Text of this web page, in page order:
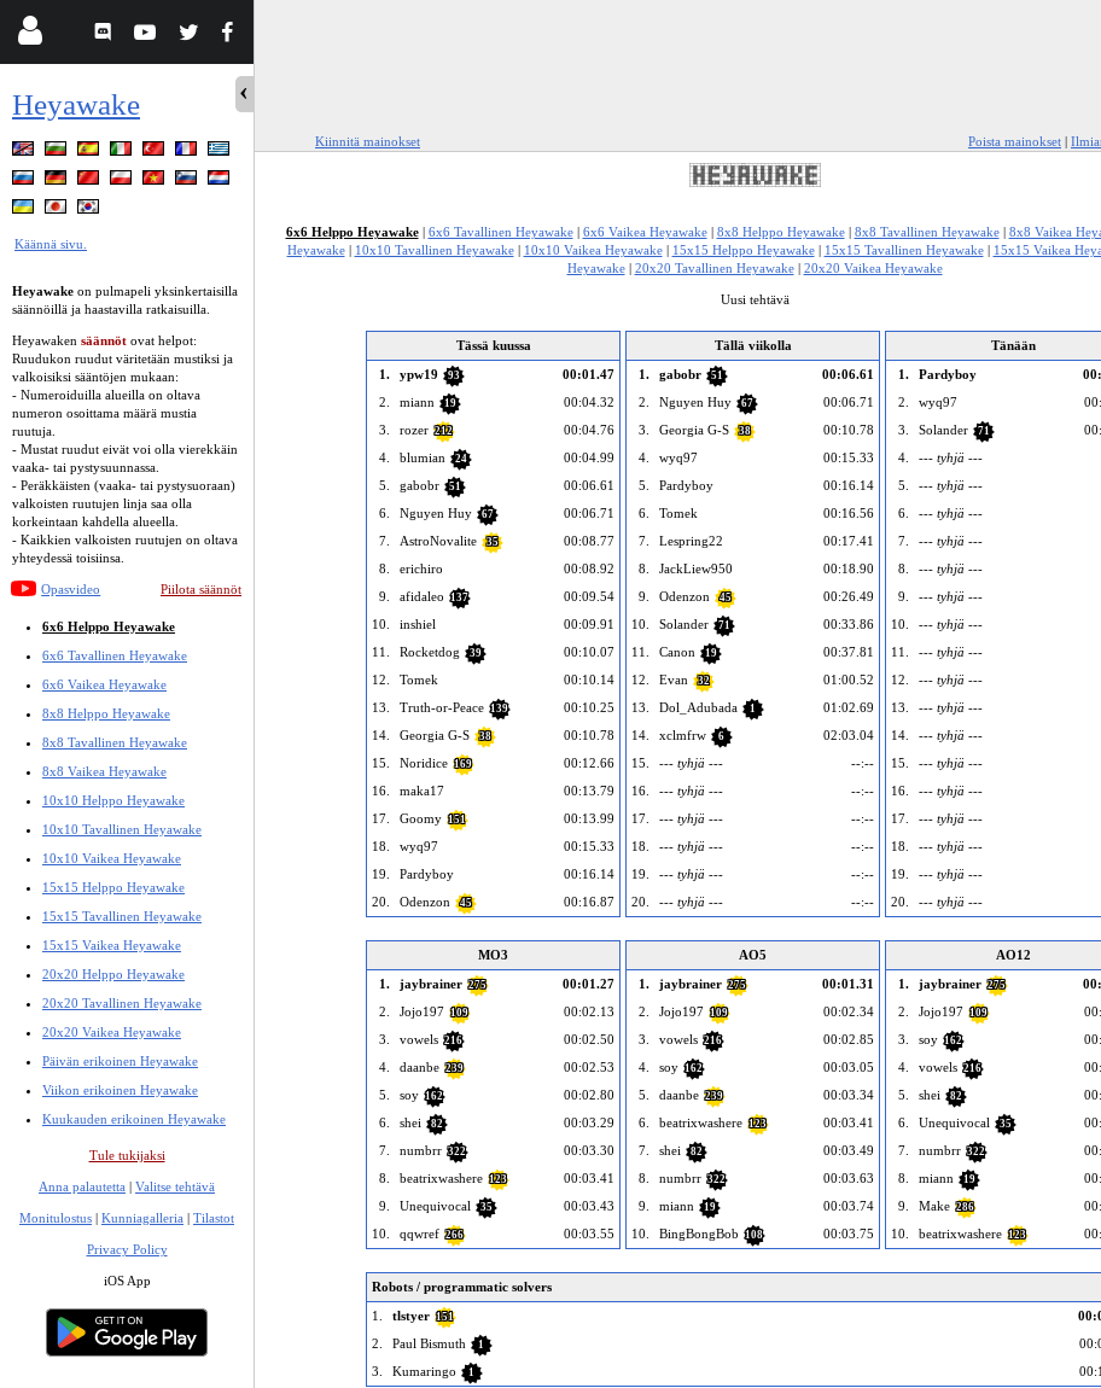
Heyawake
Käännä sivu.
Heyawake on pulmapeli yksinkertaisilla
säännöillä ja haastavilla ratkaisuilla.
Heyawaken säännöt ovat helpot:
Ruudukon ruudut väritetään mustiksi ja
valkoisiksi sääntöjen mukaan:
- Numeroiduilla alueilla on oltava
numeron osoittama määrä mustia
ruutuja.
- Mustat ruudut eivät voi olla vierekkäin
vaaka- tai pystysuunnassa.
- Peräkkäisten (vaaka- tai pystysuoraan)
valkoisten ruutujen linja saa olla
korkeintaan kahdella alueella.
- Kaikkien valkoisten ruutujen on oltava
yhteydessä toisiinsa.
Opasvideo Piilota säännöt
6x6 Helppo Heyawake
6x6 Tavallinen Heyawake
6x6 Vaikea Heyawake
8x8 Helppo Heyawake
8x8 Tavallinen Heyawake
8x8 Vaikea Heyawake
10x10 Helppo Heyawake
10x10 Tavallinen Heyawake
10x10 Vaikea Heyawake
15x15 Helppo Heyawake
15x15 Tavallinen Heyawake
15x15 Vaikea Heyawake
20x20 Helppo Heyawake
20x20 Tavallinen Heyawake
20x20 Vaikea Heyawake
Päivän erikoinen Heyawake
Viikon erikoinen Heyawake
Kuukauden erikoinen Heyawake
Tule tukijaksi
Anna palautetta | Valitse tehtävä
Monitulostus | Kunniagalleria | Tilastot
Privacy Policy
iOS App
Kiinnitä mainokset Poista mainokset |
6x6 Helppo Heyawake| 6x6 Tavallinen Heyawake| 6x6 Vaikea Heyawake| 8x8 Helppo Heyawake| 8x8 Tavallinen Heyawake| 8x8 Vaikea
Heyawake| 10x10 Tavallinen Heyawake| 10x10 Vaikea Heyawake| 15x15 Helppo Heyawake| 15x15 Tavallinen Heyawake| 15x15 Vaikea
Heyawake| 20x20 Tavallinen Heyawake| 20x20 Vaikea Heyawake
Uusi tehtävä
Tässä kuussa
1.
ypw19 93
00:01.47
2.
miann 19
00:04.32
3.
rozer 212
00:04.76
4.
blumian 24
00:04.99
5.
gabobr 51
00:06.61
6.
Nguyen Huy 67
00:06.71
7.
AstroNovalite 35
00:08.77
8.
erichiro
00:08.92
9.
afidaleo 137
00:09.54
10.
inshiel
00:09.91
11.
Rocketdog 39
00:10.07
12.
Tomek
00:10.14
13.
Truth-or-Peace 139
00:10.25
14.
Georgia G-S 38
00:10.78
15.
Noridice 169
00:12.66
16.
maka17
00:13.79
17.
Goomy 151
00:13.99
18.
wyq97
00:15.33
19.
Pardyboy
00:16.14
20.
Odenzon 45 00:16.87
Tällä viikolla
1.
gabobr 51
00:06.61
2.
Nguyen Huy 67
00:06.71
3.
Georgia G-S 38
00:10.78
4.
wyq97
00:15.33
5.
Pardyboy
00:16.14
6.
Tomek
00:16.56
7.
Lespring22
00:17.41
8.
JackLiew950
00:18.90
9.
Odenzon 45
00:26.49
10.
Solander 71
00:33.86
11.
Canon 19
00:37.81
12.
Evan 32
01:00.52
13.
Dol_Adubada 1
01:02.69
14.
xclmfrw 6
02:03.04
15.
--- tyhjä ---
--:--
16.
--- tyhjä ---
--:--
17.
--- tyhjä ---
--:--
18.
--- tyhjä ---
--:--
19.
--- tyhjä ---
--:--
20.
--- tyhjä --- --:--
Tänään
1.
Pardyboy
2.
wyq97
3.
Solander 71
4.
--- tyhjä ---
5.
--- tyhjä ---
6.
--- tyhjä ---
7.
--- tyhjä ---
8.
--- tyhjä ---
9.
--- tyhjä ---
10.
--- tyhjä ---
11.
--- tyhjä ---
12.
--- tyhjä ---
13.
--- tyhjä ---
14.
--- tyhjä ---
15.
--- tyhjä ---
16.
--- tyhjä ---
17.
--- tyhjä ---
18.
--- tyhjä ---
19.
--- tyhjä ---
20.
--- tyhjä ---
MO3
1.
jaybrainer 275
00:01.27
2.
Jojo197 109
00:02.13
3.
vowels 216
00:02.50
4.
daanbe 239
00:02.53
5.
soy 162
00:02.80
6.
shei 82
00:03.29
7.
numbrr 322
00:03.30
8.
beatrixwashere 123
00:03.41
9.
Unequivocal 35
00:03.43
10.
qqwref 266 00:03.55
AO5
1.
jaybrainer 275
00:01.31
2.
Jojo197 109
00:02.34
3.
vowels 216
00:02.85
4.
soy 162
00:03.05
5.
daanbe 239
00:03.34
6.
beatrixwashere 123
00:03.41
7.
shei 82
00:03.49
8.
numbrr 322
00:03.63
9.
miann 19
00:03.74
10.
BingBongBob 108 00:03.75
AO12
1.
jaybrainer 275
2.
Jojo197 109
3.
soy 162
4.
vowels 216
5.
shei 82
6.
Unequivocal 35
7.
numbrr 322
8.
miann 19
9.
Make 286
10.
beatrixwashere 123
Robots / programmatic solvers
1.
tlstyer 151
2.
Paul Bismuth 1
3.
Kumaringo 1